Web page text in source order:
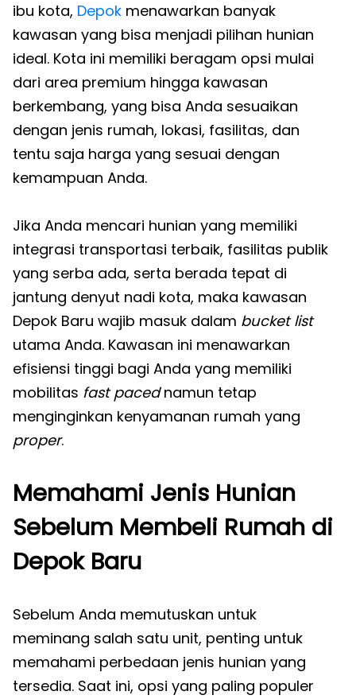
ibu kota, Depok menawarkan banyak
kawasan yang bisa menjadi pilihan hunian
ideal. Kota ini memiliki beragam opsi mulai
dari area premium hingga kawasan
berkembang, yang bisa Anda sesuaikan
dengan jenis rumah, lokasi, fasilitas, dan
tentu saja harga yang sesuai dengan
kemampuan Anda.
Jika Anda mencari hunian yang memiliki
integrasi transportasi terbaik, fasilitas publik
yang serba ada, serta berada tepat di
jantung denyut nadi kota, maka kawasan
Depok Baru wajib masuk dalam bucket list
utama Anda. Kawasan ini menawarkan
efisiensi tinggi bagi Anda yang memiliki
mobilitas fast pacednamun tetap
menginginkan kenyamanan rumah yang
proper.
Memahami Jenis Hunian
Sebelum Membeli Rumah di
Depok Baru
Sebelum Anda memutuskan untuk
meminang salah satu unit, penting untuk
memahami perbedaan jenis hunian yang
tersedia. Saat ini, opsi yang paling populer